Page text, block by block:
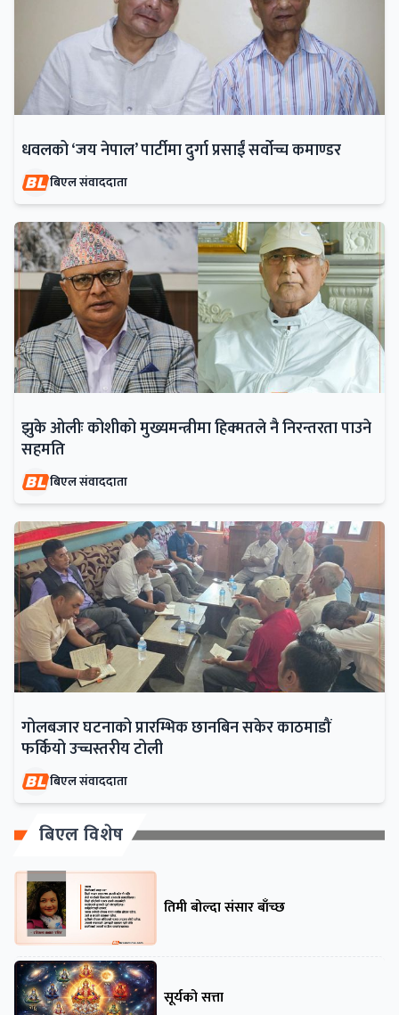
धवलको ‘जय नेपाल’ पार्टीमा दुर्गा प्रसाईं सर्वोच्च कमाण्डर
बिएल संवाददाता
झुके ओलीः कोशीको मुख्यमन्त्रीमा हिक्मतले नै निरन्तरता पाउने
सहमति
बिएल संवाददाता
गोलबजार घटनाको प्रारम्भिक छानबिन सकेर काठमाडौं
फर्कियो उच्चस्तरीय टोली
बिएल संवाददाता
बिएल विशेष
तिमी बोल्दा संसार बाँच्छ
सूर्यको सत्ता